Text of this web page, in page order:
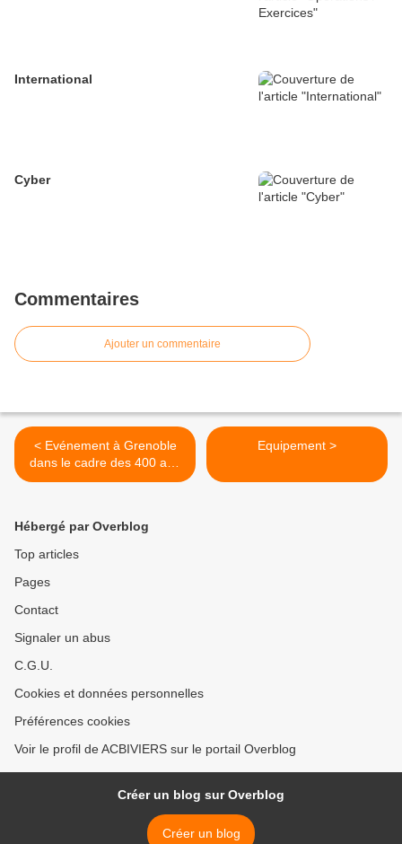
International
Cyber
Commentaires
Ajouter un commentaire
< Evénement à Grenoble
dans le cadre des 400 ans
de la Marine le samedi 30
Equipement >
Hébergé par Overblog
Top articles
Pages
Contact
Signaler un abus
C.G.U.
Cookies et données personnelles
Préférences cookies
Voir le profil de ACBIVIERS sur le portail Overblog
Créer un blog sur Overblog
Créer un blog